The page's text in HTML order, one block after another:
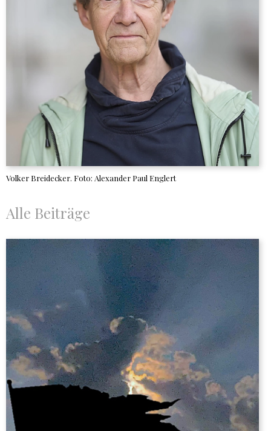
Volker Breidecker. Foto: Alexander Paul Englert
Alle Beiträge